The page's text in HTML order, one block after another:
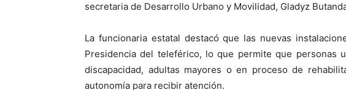
secretaria de Desarrollo Urbano y Movilidad, Gladyz
La funcionaria estatal destacó que las nuevas
Presidencia del teleférico, lo que permite que personas
discapacidad, adultas mayores o en proceso de
autonomía para recibir atención.